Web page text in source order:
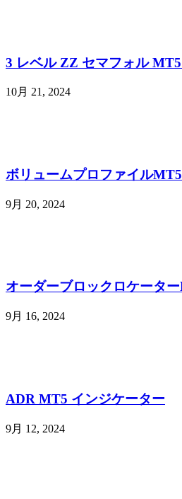
3 レベル ZZ セマフォル
10月 21, 2024
ボリュームプロファイル
9月 20, 2024
オーダーブロックロケータ
9月 16, 2024
ADR MT5 インジケーター
9月 12, 2024